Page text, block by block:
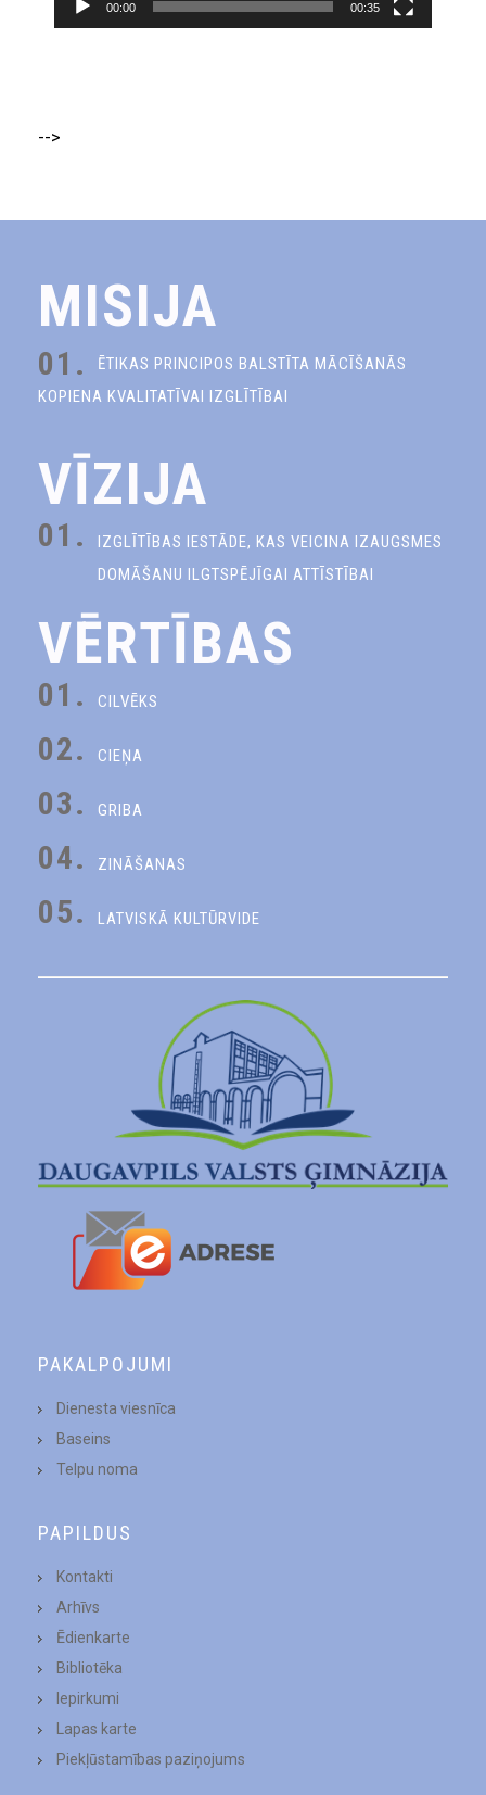
00:00 00:35
-->
MISIJA
01.
ĒTIKAS PRINCIPOS BALSTĪTA MĀCĪŠANĀS
KOPIENA KVALITATĪVAI IZGLĪTĪBAI
VĪZIJA
01.
IZGLĪTĪBAS IESTĀDE, KAS VEICINA IZAUGSMES
DOMĀŠANU ILGTSPĒJĪGAI ATTĪSTĪBAI
VĒRTĪBAS
01. CILVĒKS
02. CIEŅA
03. GRIBA
04. ZINĀŠANAS
05. LATVISKĀ KULTŪRVIDE
PAKALPOJUMI
Dienesta viesnīca
Baseins
Telpu noma
PAPILDUS
Kontakti
Arhīvs
Ēdienkarte
Bibliotēka
Iepirkumi
Lapas karte
Piekļūstamības paziņojums